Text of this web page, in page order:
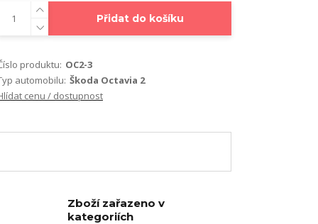
Přidat do košíku
produktu: OC2-3
automobilu: Škoda Octavia 2
cenu / dostupnost
Zboží zařazeno v
kategoriích